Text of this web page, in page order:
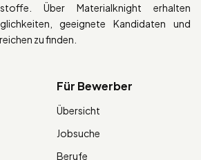
Über Materialknight erhalten
geeignete Kandidaten und
zu finden.
Für Bewerber
Übersicht
Jobsuche
Berufe